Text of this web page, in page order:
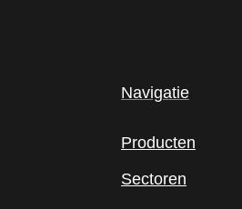
Navigatie
Producten
Sectoren